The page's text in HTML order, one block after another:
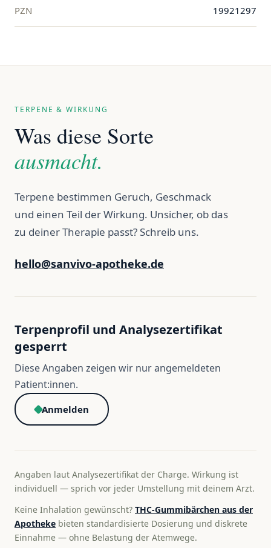
PZN 19921297
TERPENE & WIRKUNG
Was diese Sorte
ausmacht.
Terpene bestimmen Geruch, Geschmack
und einen Teil der Wirkung. Unsicher, ob das
zu deiner Therapie passt? Schreib uns.
hello@sanvivo-apotheke.de
Terpenprofil und Analysezertifikat
gesperrt
Diese Angaben zeigen wir nur angemeldeten
Patient:innen.
Anmelden
Angaben laut Analysezertifikat der Charge. Wirkung ist
individuell — sprich vor jeder Umstellung mit deinem Arzt.
Keine Inhalation gewünscht? THC-Gummibärchen aus der
Apotheke bieten standardisierte Dosierung und diskrete
Einnahme — ohne Belastung der Atemwege.